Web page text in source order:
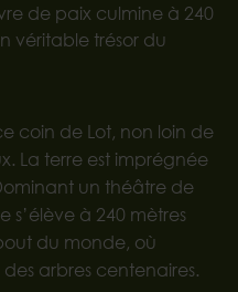
de paix culmine à 240
véritable trésor du
coin de Lot, non loin de
La terre est imprégnée
un théâtre de
s’élève à 240 mètres
du monde, où
arbres centenaires.